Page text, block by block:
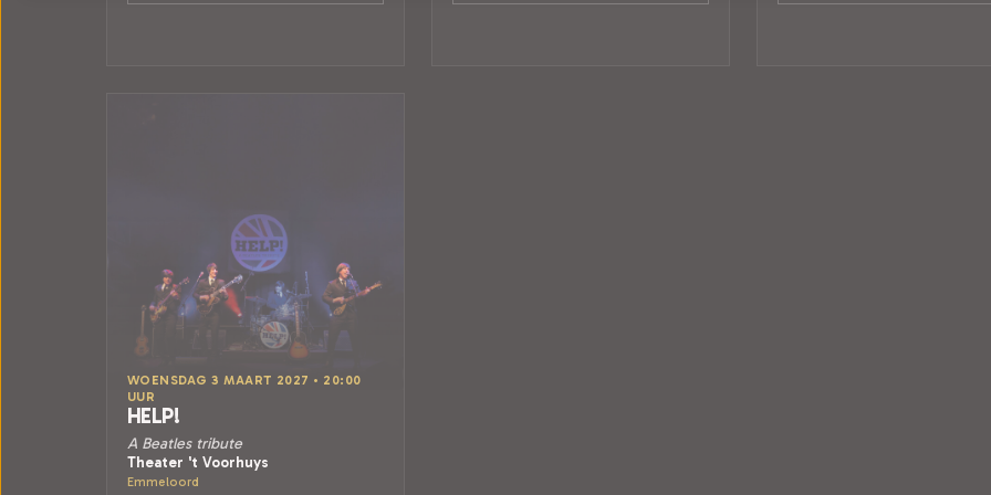
WOENSDAG 3 MAART 2027 • 20:00
UUR
HELP!
A Beatles tribute
Theater 't Voorhuys
Emmeloord